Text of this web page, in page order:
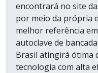
encontrará no site
por meio da própria
melhor referência
autoclave de
Brasil atingirá ótima
tecnologia com alta